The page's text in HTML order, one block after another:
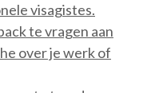
visagistes.
te vragen aan
over je werk of